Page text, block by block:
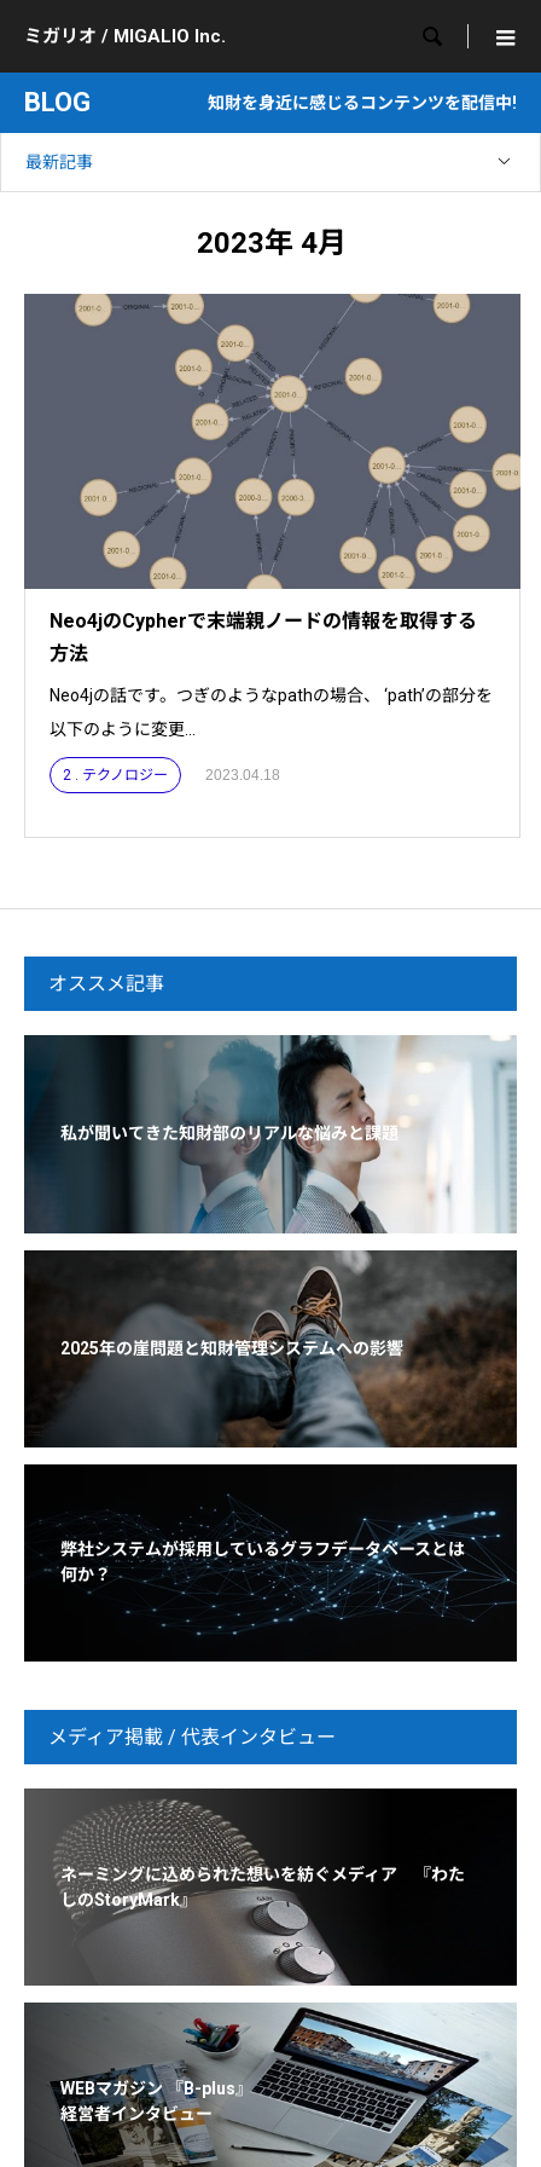
ミガリオ / MIGALIO Inc. 
BLOG 知財を身近に感じるコンテンツを配信中!
最新記事
2023年 4月
Neo4jのCypherで末端親ノードの情報を取得する
方法
Neo4jの話です。つぎのようなpathの場合、 ‘path’の部分を
以下のように変更...
2 . テクノロジー 2023.04.18
オススメ記事
私が聞いてきた知財部のリアルな悩みと課題
2025年の崖問題と知財管理システムへの影響
弊社システムが採用しているグラフデータベースとは
何か？
メディア掲載 / 代表インタビュー
ネーミングに込められた想いを紡ぐメディア 『わた
しのStoryMark』
WEBマガジン 『B-plus』
経営者インタビュー